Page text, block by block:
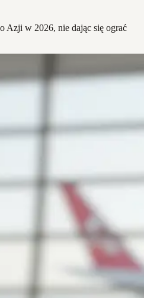
Azji w 2026, nie dając się ograć